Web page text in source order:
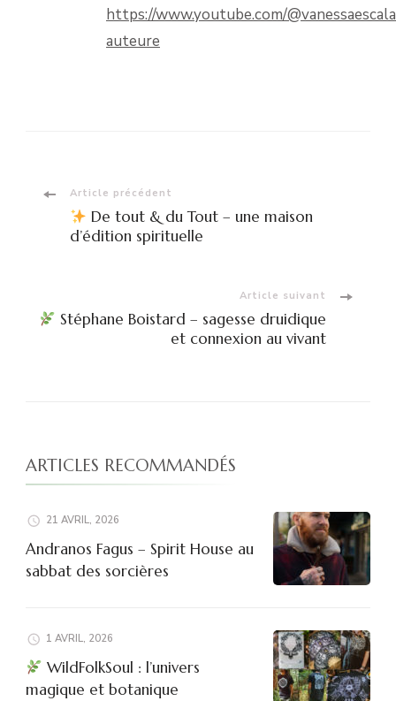
https://www.youtube.com/
auteure
Navigation
d'article
Article précédent
De tout & du Tout – une maison
d’édition spirituelle
Article suivant
Stéphane Boistard – sagesse druidique
et connexion au vivant
ARTICLES RECOMMANDÉS
21 AVRIL, 2026
Andranos Fagus – Spirit House au
sabbat des sorcières
1 AVRIL, 2026
WildFolkSoul : l’univers
magique et botanique